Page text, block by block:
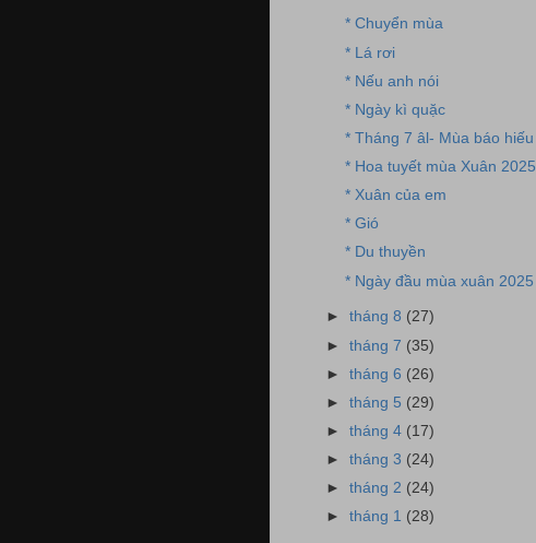
* Chuyển mùa
* Lá rơi
* Nếu anh nói
* Ngày kì quặc
* Tháng 7 âl- Mùa báo hiếu
* Hoa tuyết mùa Xuân 2025
* Xuân của em
* Gió
* Du thuyền
* Ngày đầu mùa xuân 2025
►tháng 8 (27)
►tháng 7 (35)
►tháng 6 (26)
►tháng 5 (29)
►tháng 4 (17)
►tháng 3 (24)
►tháng 2 (24)
►tháng 1 (28)